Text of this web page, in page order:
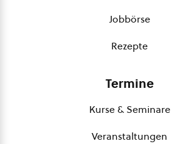
Jobbörse
Rezepte
Termine
Kurse & Seminare
Veranstaltungen